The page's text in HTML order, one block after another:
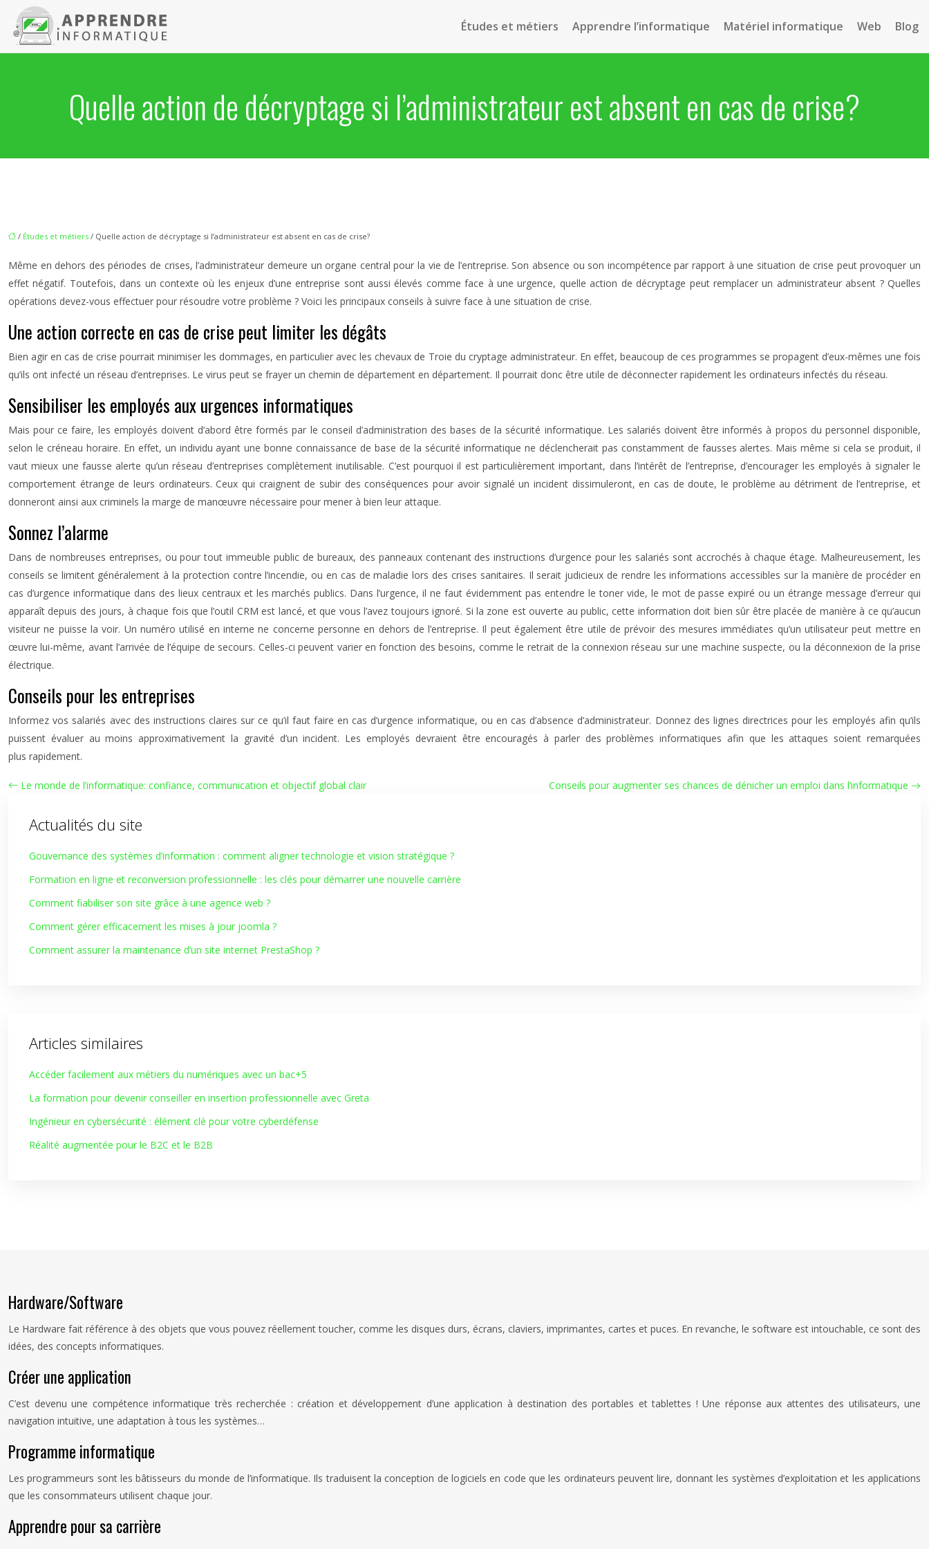
Études et métiers Apprendre l’informatique Matériel informatique Web Blog
Quelle action de décryptage si l’administrateur est absent en cas de crise?
/ Études et métiers / Quelle action de décryptage si l’administrateur est absent en cas de crise?
Même en dehors des périodes de crises, l’administrateur demeure un organe central pour la vie de l’entreprise. Son absence ou son incompétence par rapport à une situation de crise peut provoquer un
effet négatif. Toutefois, dans un contexte où les enjeux d’une entreprise sont aussi élevés comme face à une urgence, quelle action de décryptage peut remplacer un administrateur absent ? Quelles
opérations devez-vous effectuer pour résoudre votre problème ? Voici les principaux conseils à suivre face à une situation de crise.
Une action correcte en cas de crise peut limiter les dégâts
Bien agir en cas de crise pourrait minimiser les dommages, en particulier avec les chevaux de Troie du cryptage administrateur. En effet, beaucoup de ces programmes se propagent d’eux-mêmes une fois
qu’ils ont infecté un réseau d’entreprises. Le virus peut se frayer un chemin de département en département. Il pourrait donc être utile de déconnecter rapidement les ordinateurs infectés du réseau.
Sensibiliser les employés aux urgences informatiques
Mais pour ce faire, les employés doivent d’abord être formés par le conseil d’administration des bases de la sécurité informatique. Les salariés doivent être informés à propos du personnel disponible,
selon le créneau horaire. En effet, un individu ayant une bonne connaissance de base de la sécurité informatique ne déclencherait pas constamment de fausses alertes. Mais même si cela se produit, il
vaut mieux une fausse alerte qu’un réseau d’entreprises complètement inutilisable. C’est pourquoi il est particulièrement important, dans l’intérêt de l’entreprise, d’encourager les employés à signaler le
comportement étrange de leurs ordinateurs. Ceux qui craignent de subir des conséquences pour avoir signalé un incident dissimuleront, en cas de doute, le problème au détriment de l’entreprise, et
donneront ainsi aux criminels la marge de manœuvre nécessaire pour mener à bien leur attaque.
Sonnez l’alarme
Dans de nombreuses entreprises, ou pour tout immeuble public de bureaux, des panneaux contenant des instructions d’urgence pour les salariés sont accrochés à chaque étage. Malheureusement, les
conseils se limitent généralement à la protection contre l’incendie, ou en cas de maladie lors des crises sanitaires. Il serait judicieux de rendre les informations accessibles sur la manière de procéder en
cas d’urgence informatique dans des lieux centraux et les marchés publics. Dans l’urgence, il ne faut évidemment pas entendre le toner vide, le mot de passe expiré ou un étrange message d’erreur qui
apparaît depuis des jours, à chaque fois que l’outil CRM est lancé, et que vous l’avez toujours ignoré. Si la zone est ouverte au public, cette information doit bien sûr être placée de manière à ce qu’aucun
visiteur ne puisse la voir. Un numéro utilisé en interne ne concerne personne en dehors de l’entreprise. Il peut également être utile de prévoir des mesures immédiates qu’un utilisateur peut mettre en
œuvre lui-même, avant l’arrivée de l’équipe de secours. Celles-ci peuvent varier en fonction des besoins, comme le retrait de la connexion réseau sur une machine suspecte, ou la déconnexion de la prise
électrique.
Conseils pour les entreprises
Informez vos salariés avec des instructions claires sur ce qu’il faut faire en cas d’urgence informatique, ou en cas d’absence d’administrateur. Donnez des lignes directrices pour les employés afin qu’ils
puissent évaluer au moins approximativement la gravité d’un incident. Les employés devraient être encouragés à parler des problèmes informatiques afin que les attaques soient remarquées
plus rapidement.
Le monde de l’informatique: confiance, communication et objectif global clair Conseils pour augmenter ses chances de dénicher un emploi dans l’informatique
Actualités du site
Gouvernance des systèmes d’information : comment aligner technologie et vision stratégique ?
Formation en ligne et reconversion professionnelle : les clés pour démarrer une nouvelle carrière
Comment fiabiliser son site grâce à une agence web ?
Comment gérer efficacement les mises à jour joomla ?
Comment assurer la maintenance d’un site internet PrestaShop ?
Articles similaires
Accéder facilement aux métiers du numériques avec un bac+5
La formation pour devenir conseiller en insertion professionnelle avec Greta
Ingénieur en cybersécurité : élément clé pour votre cyberdéfense
Réalité augmentée pour le B2C et le B2B
Hardware/Software
Le Hardware fait référence à des objets que vous pouvez réellement toucher, comme les disques durs, écrans, claviers, imprimantes, cartes et puces. En revanche, le software est intouchable, ce sont des
idées, des concepts informatiques.
Créer une application
C’est devenu une compétence informatique très recherchée : création et développement d’une application à destination des portables et tablettes ! Une réponse aux attentes des utilisateurs, une
navigation intuitive, une adaptation à tous les systèmes…
Programme informatique
Les programmeurs sont les bâtisseurs du monde de l’informatique. Ils traduisent la conception de logiciels en code que les ordinateurs peuvent lire, donnant les systèmes d’exploitation et les applications
que les consommateurs utilisent chaque jour.
Apprendre pour sa carrière